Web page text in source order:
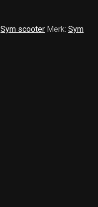
Sym scooter Merk: Sym